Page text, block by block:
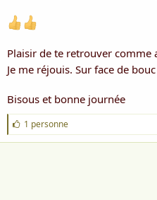
Plaisir de te retrouver comme
Je me réjouis. Sur face de
Bisous et bonne journée
J
'
a
1 personne